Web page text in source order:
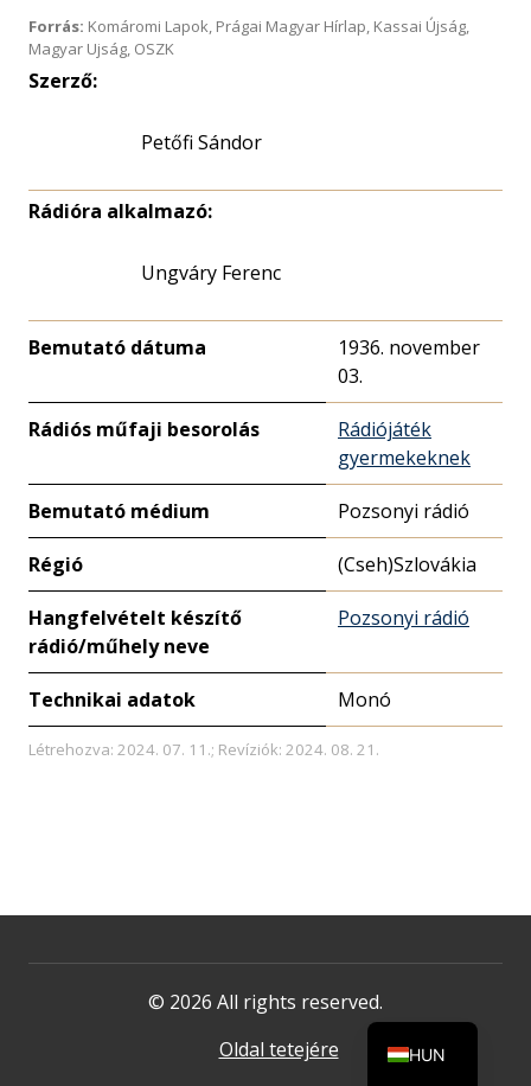
Forrás: Komáromi Lapok, Prágai Magyar Hírlap, Kassai Újság,
Magyar Ujság, OSZK
Szerző:
Petőfi Sándor
Rádióra alkalmazó:
Ungváry Ferenc
Bemutató dátuma
1936. november
03.
Rádiós műfaji besorolás
Rádiójáték
gyermekeknek
Bemutató médium Pozsonyi rádió
Régió (Cseh)Szlovákia
Hangfelvételt készítő
rádió/műhely neve
Pozsonyi rádió
Technikai adatok Monó
Létrehozva: 2024. 07. 11.; Revíziók: 2024. 08. 21.
© 2026 All rights reserved.
Oldal tetejére
HUN